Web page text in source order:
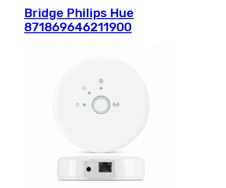
Bridge Philips Hue
871869646211900